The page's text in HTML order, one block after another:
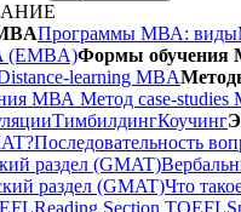
Программы МВА: виды
(EMBA)Формы обучения
learning MBA
МВА Метод case-studies
ТимбилдингКоучинг
Последовательность
раздел (GMAT)
раздел (GMAT)Что